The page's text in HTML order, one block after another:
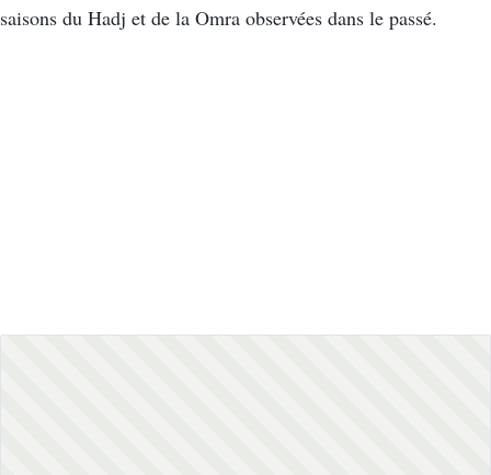
saisons du Hadj et de la Omra observées dans le passé.